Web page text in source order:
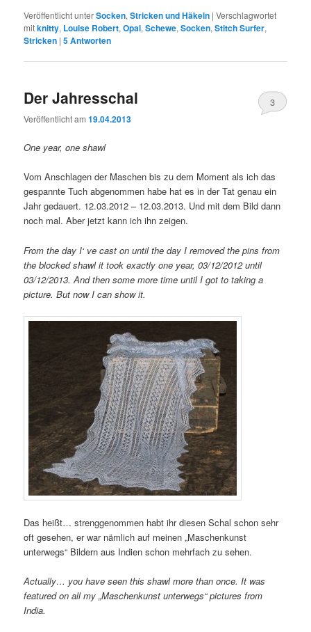
Veröffentlicht unterSocken,Stricken und Häkeln |Verschlagwortet
mitknitty, Louise Robert,Opal,Schewe,Socken,Stitch Surfer,
Stricken |5Antworten
Der Jahresschal
Veröffentlicht am19.04.2013
3
One year, one shawl
Vom Anschlagen der Maschen bis zu dem Moment als ich das
gespannte Tuch abgenommen habe hat es in der Tat genau ein
Jahr gedauert. 12.03.2012 – 12.03.2013. Und mit dem Bild dann
noch mal. Aber jetzt kann ich ihn zeigen.
From the day I‘ ve cast on until the day I removed the pins from
the blocked shawl it took exactly one year, 03/12/2012 until
03/12/2013. And then some more time until I got to taking a
picture. But now I can show it.
Das heißt… strenggenommen habt ihr diesen Schal schon sehr
oft gesehen, er war nämlich auf meinen „Maschenkunst
unterwegs“ Bildern aus Indien schon mehrfach zu sehen.
Actually… you have seen this shawl more than once. It was
featured on all my „Maschenkunst unterwegs“ pictures from
India.